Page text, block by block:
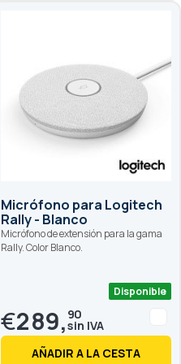
Micrófono para Logitech
Rally - Blanco
Micrófono de extensión para la gama
Rally. Color Blanco.
Disponible
€289, 90
AÑADIR A LA CESTA